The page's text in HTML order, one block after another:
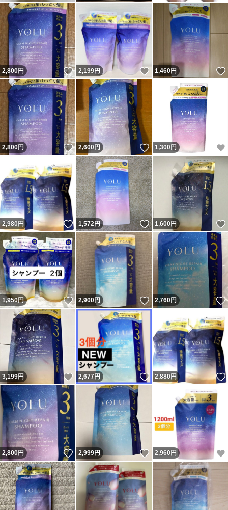
2,800円 いいね！
2,199円 いいね！
1,460円
2,800円 いいね！
2,600 円 いいね！
1,300 円
2,980 円 いいね！
1,572円 いいね！
1,600円
1,950円 いいね！
2,900円 いいね！
2,760円
3,199円 いいね！
2,677円 いいね！
2,880 円
2,800円 いいね！
2,999円 いいね！
2,960 円